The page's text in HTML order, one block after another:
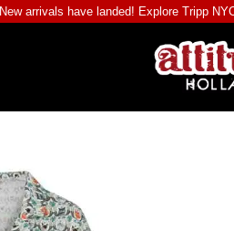
New arrivals have landed! Explore Tripp